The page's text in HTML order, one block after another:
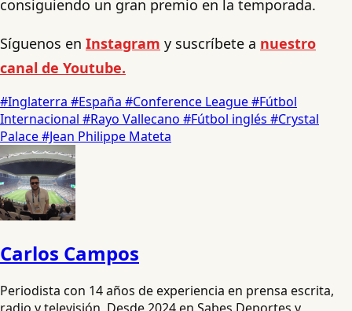
consiguiendo un gran premio en la temporada.
Síguenos en Instagram y suscríbete a nuestro
canal de Youtube.
#Inglaterra #España #Conference League#Fútbol
Internacional #Rayo Vallecano #Fútbol inglés #Crystal
Palace#Jean Philippe Mateta
Carlos Campos
Periodista con 14 años de experiencia en prensa escrita,